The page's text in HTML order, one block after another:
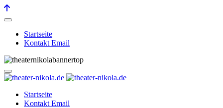
Startseite
Kontakt Email
Startseite
Kontakt Email